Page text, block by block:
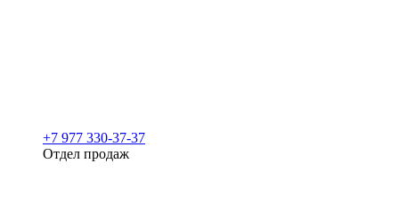
+7 977 330-37-37
Отдел продаж